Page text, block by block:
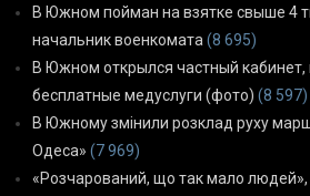
В Южном пойман на взятке свыше 4
начальник военкомата (8 695)
В Южном открылся частный
бесплатные медуслуги (фото) (8 597)
В Южному змінили розклад руху
Одеса» (7 969)
«Розчарований, що так мало